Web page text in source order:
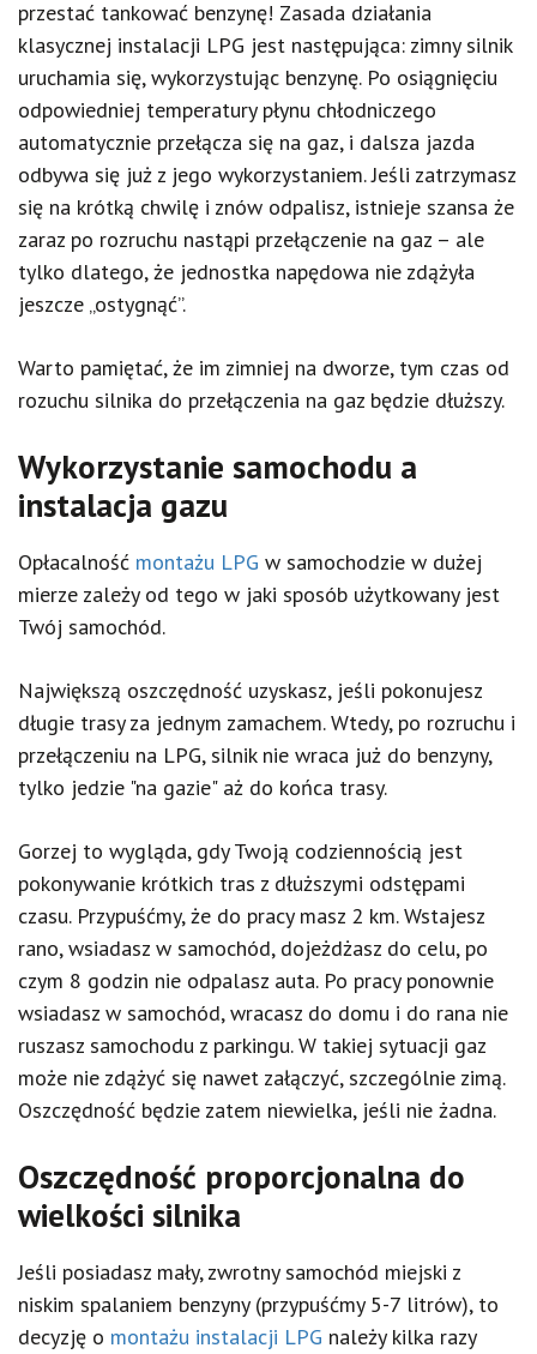
przestać tankować benzynę! Zasada działania
klasycznej instalacji LPG jest następująca: zimny silnik
uruchamia się, wykorzystując benzynę. Po osiągnięciu
odpowiedniej temperatury płynu chłodniczego
automatycznie przełącza się na gaz, i dalsza jazda
odbywa się już z jego wykorzystaniem. Jeśli zatrzymasz
się na krótką chwilę i znów odpalisz, istnieje szansa że
zaraz po rozruchu nastąpi przełączenie na gaz – ale
tylko dlatego, że jednostka napędowa nie zdążyła
jeszcze „ostygnąć”.
Warto pamiętać, że im zimniej na dworze, tym czas od
rozuchu silnika do przełączenia na gaz będzie dłuższy.
Wykorzystanie samochodu a
instalacja gazu
Opłacalność montażu LPG w samochodzie w dużej
mierze zależy od tego w jaki sposób użytkowany jest
Twój samochód.
Największą oszczędność uzyskasz, jeśli pokonujesz
długie trasy za jednym zamachem. Wtedy, po rozruchu i
przełączeniu na LPG, silnik nie wraca już do benzyny,
tylko jedzie "na gazie" aż do końca trasy.
Gorzej to wygląda, gdy Twoją codziennością jest
pokonywanie krótkich tras z dłuższymi odstępami
czasu. Przypuśćmy, że do pracy masz 2 km. Wstajesz
rano, wsiadasz w samochód, dojeżdżasz do celu, po
czym 8 godzin nie odpalasz auta. Po pracy ponownie
wsiadasz w samochód, wracasz do domu i do rana nie
ruszasz samochodu z parkingu. W takiej sytuacji gaz
może nie zdążyć się nawet załączyć, szczególnie zimą.
Oszczędność będzie zatem niewielka, jeśli nie żadna.
Oszczędność proporcjonalna do
wielkości silnika
Jeśli posiadasz mały, zwrotny samochód miejski z
niskim spalaniem benzyny (przypuśćmy 5-7 litrów), to
decyzję o montażu instalacji LPG należy kilka razy